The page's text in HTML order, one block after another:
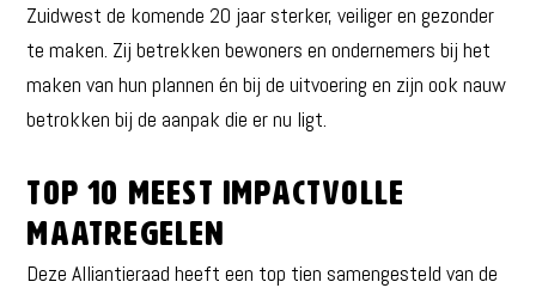
Zuidwest de komende 20 jaar sterker, veiliger en gezonder
te maken. Zij betrekken bewoners en ondernemers bij het
maken van hun plannen én bij de uitvoering en zijn ook nauw
betrokken bij de aanpak die er nu ligt.
Top 10 meest impactvolle
maatregelen
Deze Alliantieraad heeft een top tien samengesteld van de